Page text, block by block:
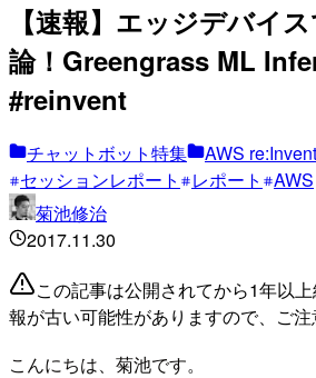
【速報】エッジデバイ
論！Greengrass ML
#reinvent
チャットボット特集
AWS
セッションレポート
レポート
AWS
菊池修治
2017.11.30
この記事は公開されてから1年以
報が古い可能性がありますので、ご注
こんにちは、菊池です。